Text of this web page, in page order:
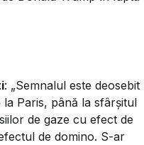
: „Semnalul este deosebit
Paris, până la sfârșitul
de gaze cu efect de
de domino. S-ar